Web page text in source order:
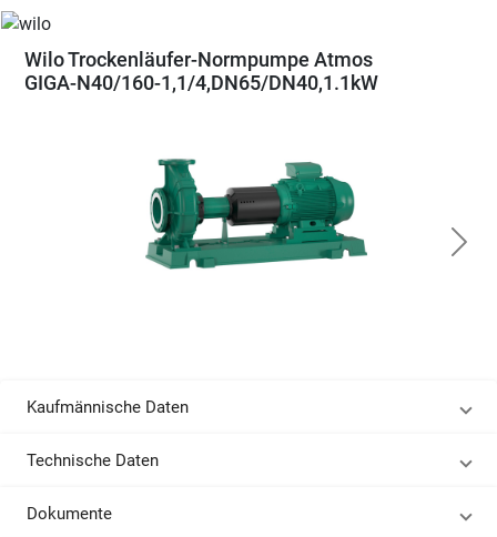
Wilo Trockenläufer-Normpumpe Atmos
GIGA-N40/160-1,1/4,DN65/DN40,1.1kW
Kaufmännische Daten
Technische Daten
Dokumente